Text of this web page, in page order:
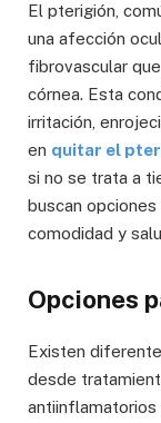
El pterigión,
una afección
fibrovascular
córnea. Esta
irritación,
en quitar el
si no se trata a
buscan
comodidad y
Opciones
Existen
desde
antiinflamatorios